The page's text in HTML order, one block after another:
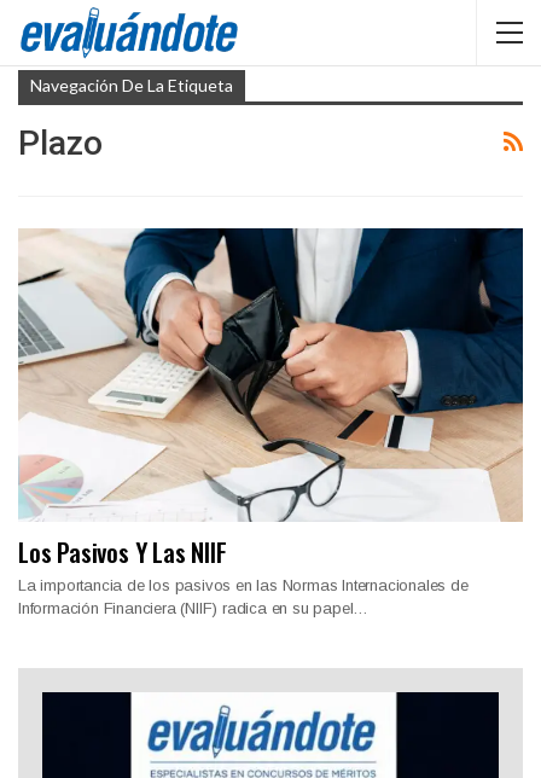
Navegación De La Etiqueta
Plazo
Los Pasivos Y Las NIIF
La importancia de los pasivos en las Normas Internacionales de
Información Financiera (NIIF) radica en su papel…